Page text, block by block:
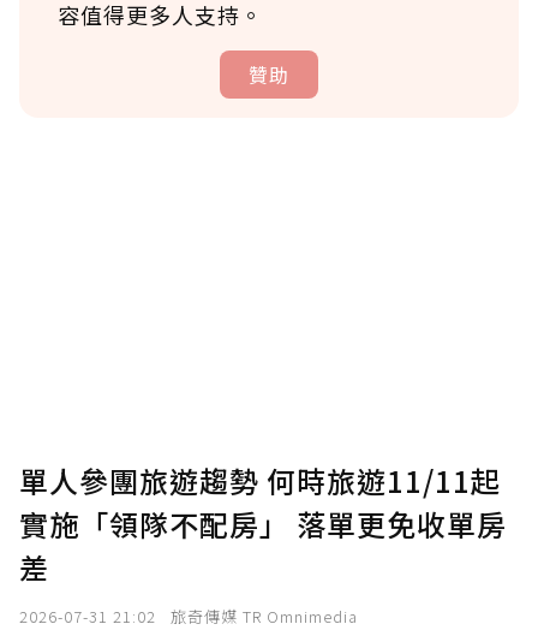
容值得更多人支持。
贊助
確認送出
單人參團旅遊趨勢 何時旅遊11/11起
實施「領隊不配房」 落單更免收單房
差
2026-07-31 21:02 旅奇傳媒 TR Omnimedia